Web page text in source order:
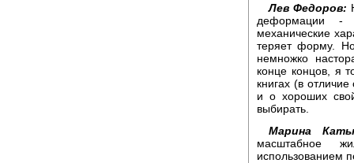
Лев Федоров:
деформации -
механические
теряет форму.
немножко
конце концов, я
книгах (в
и о хороших
выбирать.
Марина
масштабное
использованием